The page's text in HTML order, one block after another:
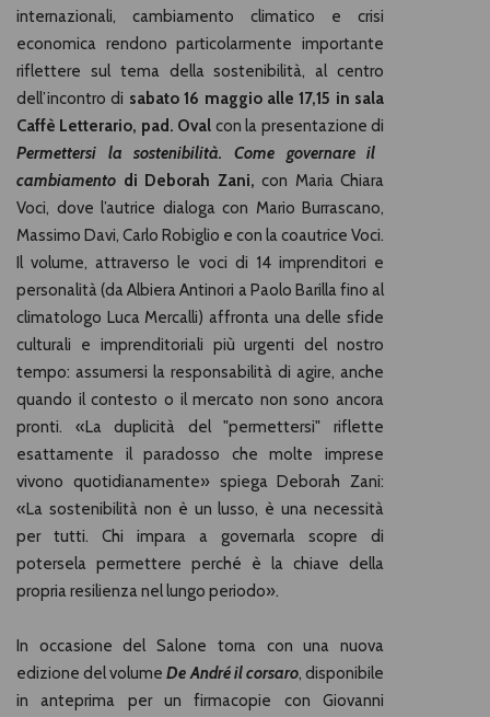
internazionali, cambiamento climatico e crisi
economica rendono particolarmente importante
riflettere sul tema della sostenibilità, al centro
dell’incontro di sabato 16 maggio alle 17,15 in sala
Caffè Letterario, pad. Oval con la presentazione di
Permettersi la sostenibilità. Come governare il
cambiamento di Deborah Zani, con Maria Chiara
Voci, dove l’autrice dialoga con Mario Burrascano,
Massimo Davi, Carlo Robiglio e con la coautrice Voci.
Il volume, attraverso le voci di 14 imprenditori e
personalità (da Albiera Antinori a Paolo Barilla fino al
climatologo Luca Mercalli) affronta una delle sfide
culturali e imprenditoriali più urgenti del nostro
tempo: assumersi la responsabilità di agire, anche
quando il contesto o il mercato non sono ancora
pronti. «La duplicità del "permettersi" riflette
esattamente il paradosso che molte imprese
vivono quotidianamente» spiega Deborah Zani:
«La sostenibilità non è un lusso, è una necessità
per tutti. Chi impara a governarla scopre di
potersela permettere perché è la chiave della
propria resilienza nel lungo periodo».
In occasione del Salone torna con una nuova
edizione del volumeDe André il corsaro, disponibile
in anteprima per un firmacopie con Giovanni